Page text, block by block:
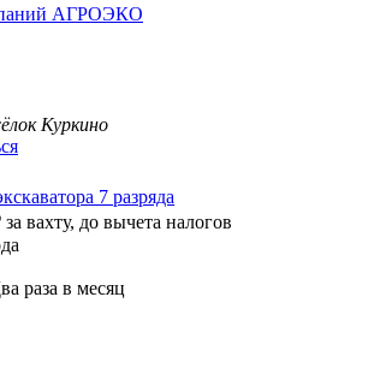
АГРОЭКО
Куркино
7 разряда
за вахту, до вычета налогов
раза в месяц